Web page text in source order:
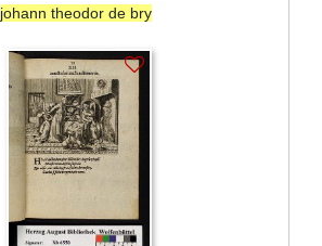
johann theodor de bry